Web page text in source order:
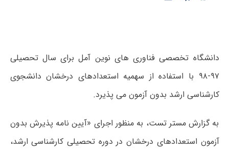
دانشگاه تخصصی فناوری های نوین آمل برای سال تحصیلی
۹۷-۹۸ با استفاده از سهمیه استعدادهای درخشان دانشجوی
کارشناسی ارشد بدون آزمون می پذیرد.
به گزارش مستر تست، به منظور اجرای «آیین نامه پذیرش بدون
آزمون استعدادهای درخشان در دوره تحصیلی کارشناسی ارشد،